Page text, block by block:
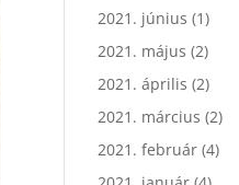
2021. június (1)
2021. május (2)
2021. április (2)
2021. március (2)
2021. február (4)